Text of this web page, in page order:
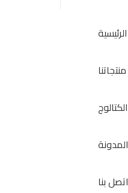
الرئيسية
منتجاتنا
الكتالوج
المدونة
اتصل بنا